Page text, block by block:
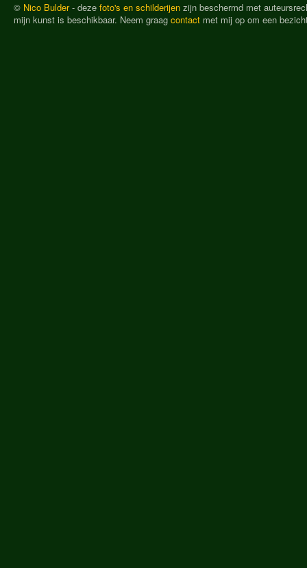
© Nico Bulder- deze foto's en schilderijen zijn beschermd met
mijn kunst is beschikbaar. Neem graag contact met mij op om een